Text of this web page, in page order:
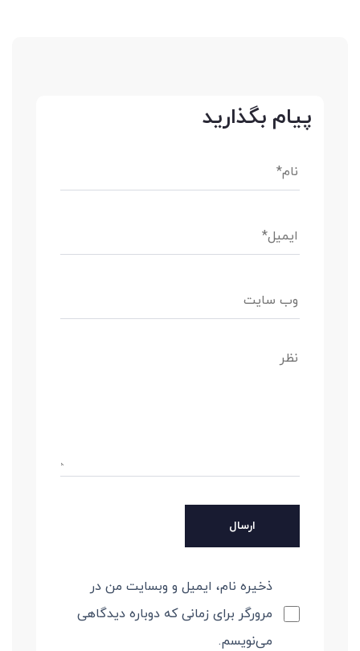
پیام بگذارید
ذخیره نام، ایمیل و وبسایت من در
مرورگر برای زمانی که دوباره دیدگاهی
می‌نویسم.